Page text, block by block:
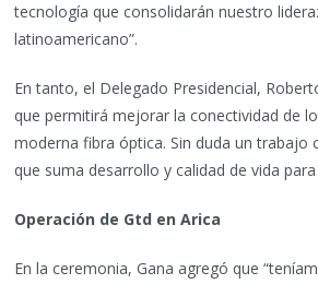
tecnología que consolidarán nuestro
latinoamericano”.
En tanto, el Delegado Presidencial,
que permitirá mejorar la conectividad de
moderna fibra óptica. Sin duda un
que suma desarrollo y calidad de vida
Operación de Gtd en Arica
En la ceremonia, Gana agregó que